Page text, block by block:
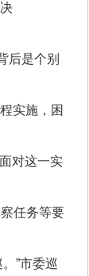
后是个别
实施，困
对这一实
任务等要
”市委巡